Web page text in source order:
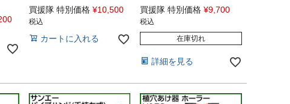
買援隊 特別価格 ¥10,500
税込
カートに入れる
買援隊 特別価格 ¥9,700
税込
在庫切れ
詳細を見る